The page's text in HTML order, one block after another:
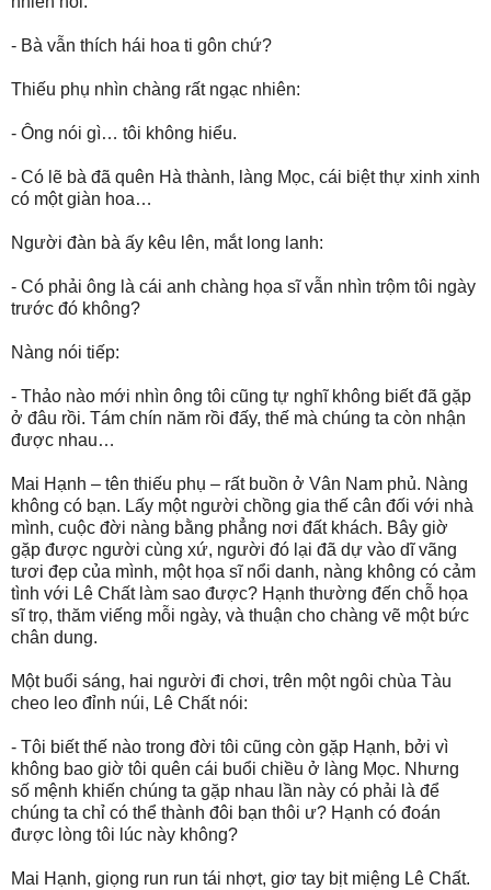
- Bà vẫn thích hái hoa ti gôn chứ?
Thiếu phụ nhìn chàng rất ngạc nhiên:
- Ông nói gì… tôi không hiểu.
- Có lẽ bà đã quên Hà thành, làng Mọc, cái biệt thự xinh xinh
có một giàn hoa…
Người đàn bà ấy kêu lên, mắt long lanh:
- Có phải ông là cái anh chàng họa sĩ vẫn nhìn trộm tôi ngày
trước đó không?
Nàng nói tiếp:
- Thảo nào mới nhìn ông tôi cũng tự nghĩ không biết đã gặp
ở đâu rồi. Tám chín năm rồi đấy, thế mà chúng ta còn nhận
được nhau…
Mai Hạnh – tên thiếu phụ – rất buồn ở Vân Nam phủ. Nàng
không có bạn. Lấy một người chồng gia thế cân đối với nhà
mình, cuộc đời nàng bằng phẳng nơi đất khách. Bây giờ
gặp được người cùng xứ, người đó lại đã dự vào dĩ vãng
tươi đẹp của mình, một họa sĩ nổi danh, nàng không có cảm
tình với Lê Chất làm sao được? Hạnh thường đến chỗ họa
sĩ trọ, thăm viếng mỗi ngày, và thuận cho chàng vẽ một bức
chân dung.
Một buổi sáng, hai người đi chơi, trên một ngôi chùa Tàu
cheo leo đỉnh núi, Lê Chất nói:
- Tôi biết thế nào trong đời tôi cũng còn gặp Hạnh, bởi vì
không bao giờ tôi quên cái buổi chiều ở làng Mọc. Nhưng
số mệnh khiến chúng ta gặp nhau lần này có phải là để
chúng ta chỉ có thể thành đôi bạn thôi ư? Hạnh có đoán
được lòng tôi lúc này không?
Mai Hạnh, giọng run run tái nhợt, giơ tay bịt miệng Lê Chất.